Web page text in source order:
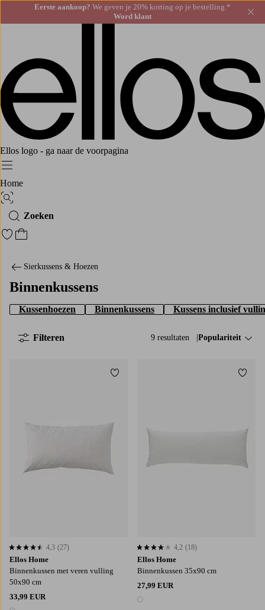
Eerste aankoop? We geven je 20% korting op je bestelling.*
Word klant
Ellos logo - ga naar de voorpagina
Menu
Home
Afbeelding zoeken
Zoeken
Ga naar favoriete gemarkeerde producten
Ga naar het winkelmandje
Sierkussens & Hoezen
Binnenkussens
Kussenhoezen Binnenkussens Kussens inclusief
9 resultaten Sorteer op:
Populariteit
Filteren
Ellos Home
Binnenkussen met veren vulling
50x90 cm
33,99 EUR
4,3 op basis van 27 beoordelingen
4,3 (27)
Toevoegen aan favorieten
Ellos Home
Binnenkussen 35x90 cm
27,99 EUR
1 kleur
4,2 op basis van 18 beoordelingen
4,2 (18)